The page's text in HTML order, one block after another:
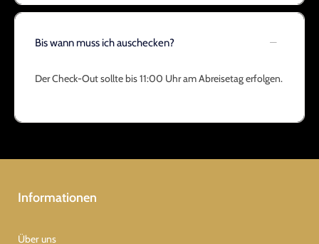
Bis wann muss ich auschecken?
Der Check-Out sollte bis 11:00 Uhr am Abreisetag erfolgen.
Informationen
Über uns